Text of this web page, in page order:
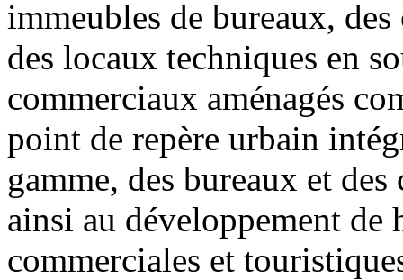
immeubles de bureaux, des
des locaux techniques en
commerciaux aménagés
point de repère urbain
gamme, des bureaux et
ainsi au développement de
commerciales et